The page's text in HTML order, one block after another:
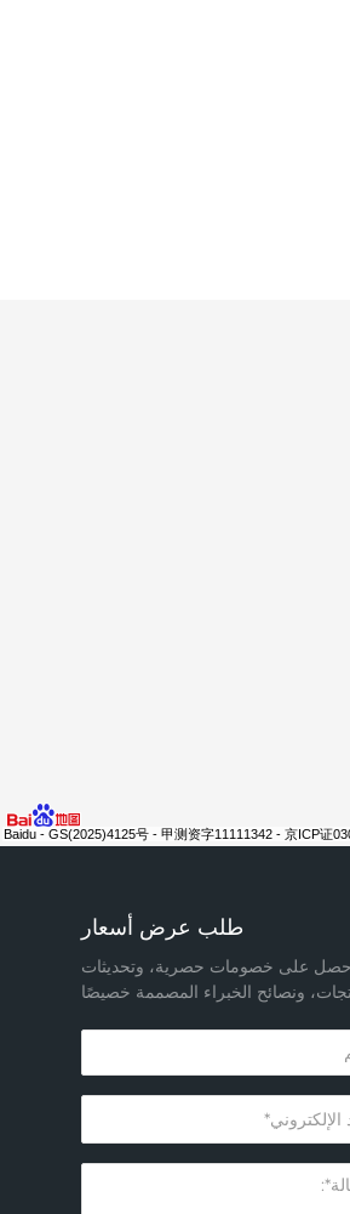
طلب عرض أسعار
على خصومات حصرية، وتحديثات
ونصائح الخبراء المصممة خصيصًا